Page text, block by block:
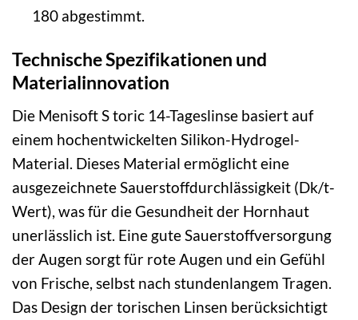
180 abgestimmt.
Technische Spezifikationen und
Materialinnovation
Die Menisoft S toric 14-Tageslinse basiert auf
einem hochentwickelten Silikon-Hydrogel-
Material. Dieses Material ermöglicht eine
ausgezeichnete Sauerstoffdurchlässigkeit (Dk/t-
Wert), was für die Gesundheit der Hornhaut
unerlässlich ist. Eine gute Sauerstoffversorgung
der Augen sorgt für rote Augen und ein Gefühl
von Frische, selbst nach stundenlangem Tragen.
Das Design der torischen Linsen berücksichtigt